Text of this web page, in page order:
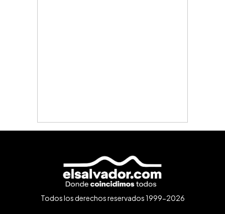
Todos los derechos reservados 1999-2026